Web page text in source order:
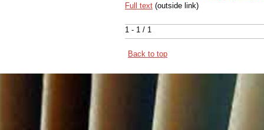
1 - 1 / 1
Full text (outside link)
Back to top